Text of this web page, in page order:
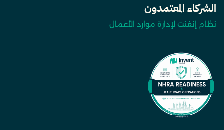
الشركاء المعتمدون
نظام إنفنت لإدارة موارد الأعمال